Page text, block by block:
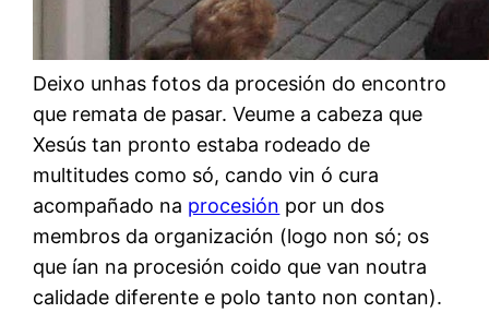
Deixo unhas fotos da procesión do encontro
que remata de pasar. Veume a cabeza que
Xesús tan pronto estaba rodeado de
multitudes como só, cando vin ó cura
acompañado na procesión por un dos
membros da organización (logo non só; os
que ían na procesión coido que van noutra
calidade diferente e polo tanto non contan).